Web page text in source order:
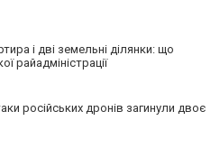
і дві земельні ділянки: що
райадміністрації
російських дронів загинули двоє